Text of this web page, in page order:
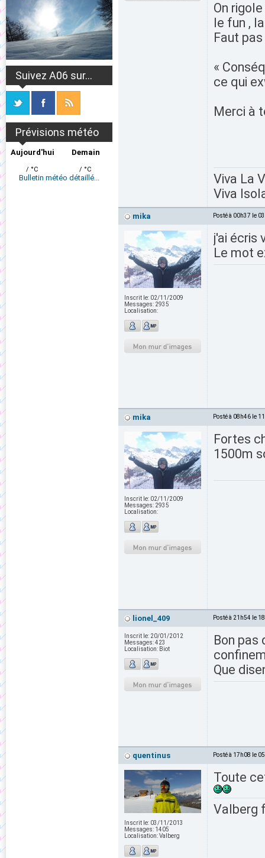
Suivez A06 sur...
Prévisions météo
Aujourd'hui
/ °C
Demain
/ °C
Bulletin météo détaillé...
On
le fun ,
Faut pas
«
ce qui
Merci à
Viva La
Viva
mika Posté à 00h37 le
Inscrit le: 02/11/2009
Messages: 2935
Localisation:
j'ai écris
Le mot
mika Posté à 08h46 le
Inscrit le: 02/11/2009
Messages: 2935
Localisation:
Fortes
1500m
lionel_409 Posté à 21h54 le
Inscrit le: 20/01/2012
Messages:423
Localisation: Biot
Bon pas
Que
quentinus Posté à 17h08 le
Inscrit le: 03/11/2013
Messages: 1405
Localisation:Valberg
Toute
Valberg